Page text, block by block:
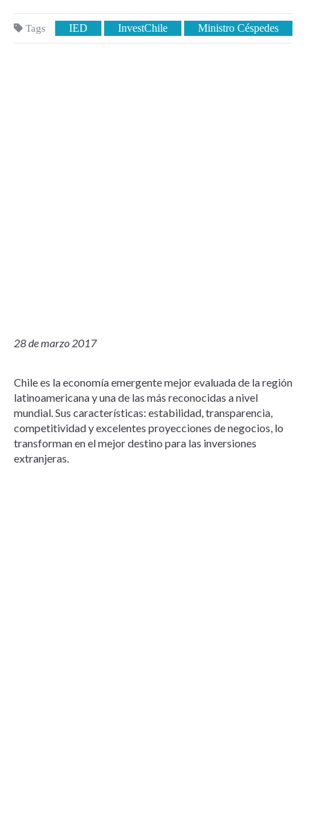
Tags IED InvestChile Ministro Céspedes
28 de marzo 2017
Chile es la economía emergente mejor evaluada de la región
latinoamericana y una de las más reconocidas a nivel
mundial. Sus características: estabilidad, transparencia,
competitividad y excelentes proyecciones de negocios, lo
transforman en el mejor destino para las inversiones
extranjeras.